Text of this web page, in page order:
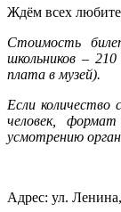
Ждём всех
Стоимость
школьников –
плата в музей).
Если количество
человек,
усмотрению
Адрес: ул.